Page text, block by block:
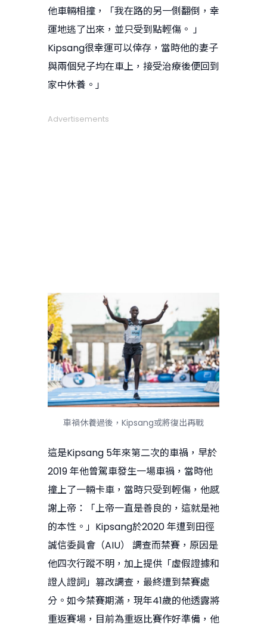
他車輛相撞，「我在路的另一側翻倒，幸
運地逃了出來，並只受到點輕傷。 」
Kipsang很幸運可以倖存，當時他的妻子
與兩個兒子均在車上，接受治療後便回到
家中休養。」
Advertisements
車禍休養過後，Kipsang或將復出再戰
這是Kipsang 5年來第二次的車禍，早於
2019 年他曾駕車發生一場車禍，當時他
撞上了一輛卡車，當時只受到輕傷，他感
謝上帝：「上帝一直是善良的，這就是祂
的本性。」Kipsang於2020 年遭到田徑
誠信委員會（AIU） 調查而禁賽，原因是
他四次行蹤不明，加上提供「虛假證據和
證人證詞」篡改調查，最終遭到禁賽處
分。如今禁賽期滿，現年41歲的他透露將
重返賽場，目前為重返比賽作好準備，他